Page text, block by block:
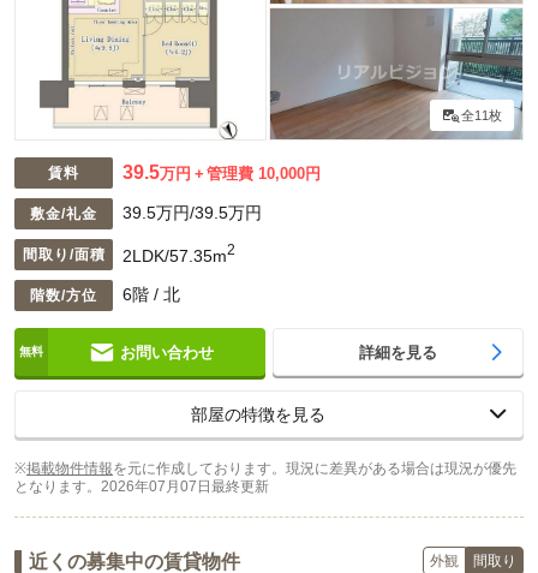
全11枚
賃料 39.5万円 管理費 10,000円
敷金/礼金 39.5万円/39.5万円
間取り/面積 2LDK/57.35m2
階数/方位 6階 / 北
お問い合わせ 詳細を見る
部屋の特徴を見る
※掲載物件情報を元に作成しております。現況に差異がある場合は現況が優先
となります。 2026年07月07日最終更新
近くの募集中の賃貸物件 外観 間取り